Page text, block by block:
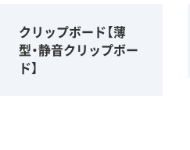
クリップボード【薄
型・静音クリップボー
ド】